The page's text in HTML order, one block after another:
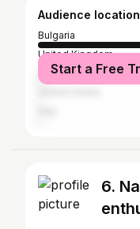
Audience
Bulgaria
United Kingdom
Greece
Start a Free
6.